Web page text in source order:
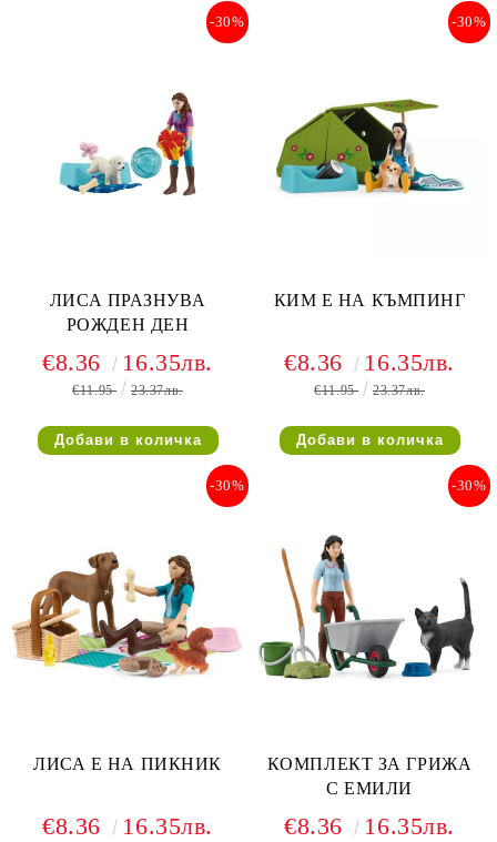
ЛИСА ПРАЗНУВА
РОЖДЕН ДЕН
-30%
€8.36 16.35лв.
€11.95 23.37лв.
КИМ Е НА КЪМПИНГ
-30%
€8.36 16.35лв.
€11.95 23.37лв.
ЛИСА Е НА ПИКНИК
-30%
€8.36 16.35лв.
КОМПЛЕКТ ЗА ГРИЖА
С ЕМИЛИ
-30%
€8.36 16.35лв.